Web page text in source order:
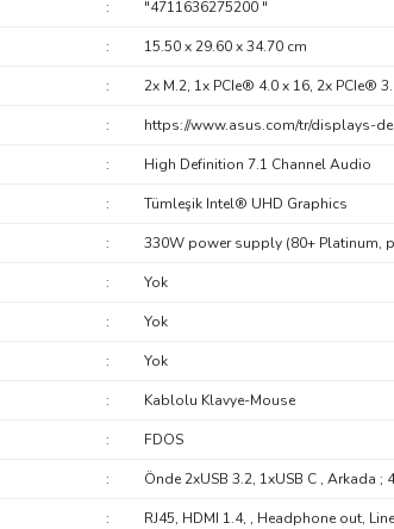
: "4711636275200 "
: 15.50 x 29.60 x 34.70 cm
: 2x M.2, 1x PCIe® 4.0 x 16, 2x PCIe®
: https://www.asus.com/tr/displays-
: High Definition 7.1 Channel Audio
: Tümleşik Intel® UHD Graphics
: 330W power supply (80+ Platinum,
: Yok
: Yok
: Yok
: Kablolu Klavye-Mouse
: FDOS
: Önde 2xUSB 3.2, 1xUSB C , Arkada ;
: RJ45, HDMI 1.4, , Headphone out,